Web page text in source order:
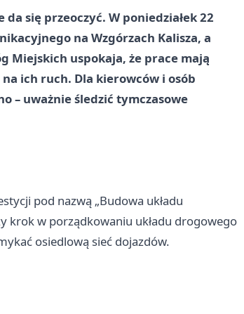
się przeoczyć. W poniedziałek 22
na Wzgórzach Kalisza, a
Miejskich uspokaja, że prace mają
ich ruch. Dla kierowców i osób
– uważnie śledzić tymczasowe
pod nazwą „Budowa układu
krok w porządkowaniu układu drogowego
osiedlową sieć dojazdów.